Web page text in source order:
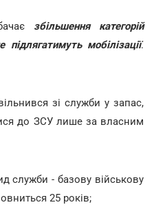
збільшення категорій
підлягатимуть мобілізації.
зі служби у запас,
до ЗСУ лише за власним
служби - базову військову
25 років;